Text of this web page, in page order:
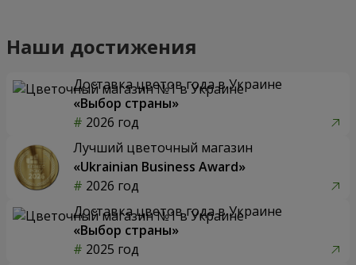
Наши достижения
Доставка цветов года в Украине
«Выбор страны»
2026 год
Лучший цветочный магазин
«Ukrainian Business Award»
2026 год
Доставка цветов года в Украине
«Выбор страны»
2025 год